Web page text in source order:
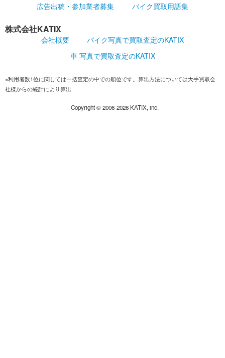
広告出稿・参加業者募集
バイク買取用語集
株式会社KATIX
会社概要
バイク写真で買取査定のKATIX
車 写真で買取査定のKATIX
※利用者数1位に関しては一括査定の中での順位です。算出方法については大手買取会
社様からの統計により算出
Copyright ©2006-2026KATIX, inc.